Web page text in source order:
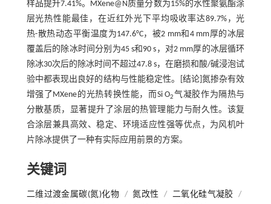
样品提升7.41%。MXene@N质量分数为15%的水性聚氨酯涂
层光热性能最佳，在近红外光下平均吸收率达89.7%，光
热-散热动态平衡温度为147.6°C，被2 mm和4 mm厚的冰层
覆盖后的除冰时间分别为45 s和90 s，对2 mm厚的冰层循环
除冰30次后的除冰时间不超过47.8 s，在磨损和酸/碱浸泡试
验中都表现出良好的结构与性能稳定性。[结论]氮掺杂有效
增强了MXene的光热转换性能，而Si O2气凝胶作为隔热与
分散基质，显著提升了涂层的热管理能力与耐久性。该复
合涂层兼具高效、稳定、环境适应性强等优点，为风机叶
片除冰提供了一种有实际应用前景的方案。
关键词
二维过渡金属碳(氮)化物 / 氮改性 / 二氧化硅气凝胶
/